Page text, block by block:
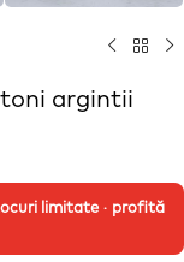
argintii
limitate · profită